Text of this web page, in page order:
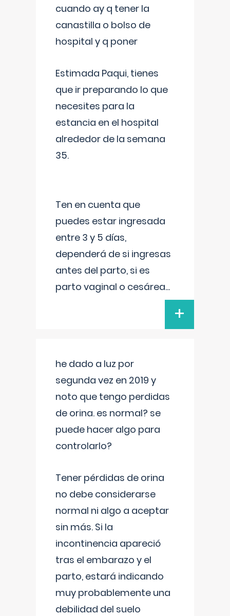
cuando ay q tener la
canastilla o bolso de
hospital y q poner
Estimada Paqui, tienes
que ir preparando lo que
necesites para la
estancia en el hospital
alrededor de la semana
35.
Ten en cuenta que
puedes estar ingresada
entre 3 y 5 días,
dependerá de si ingresas
antes del parto, si es
parto vaginal o cesárea...
+
he dado a luz por
segunda vez en 2019 y
noto que tengo perdidas
de orina. es normal? se
puede hacer algo para
controlarlo?
Tener pérdidas de orina
no debe considerarse
normal ni algo a aceptar
sin más. Si la
incontinencia apareció
tras el embarazo y el
parto, estará indicando
muy probablemente una
debilidad del suelo